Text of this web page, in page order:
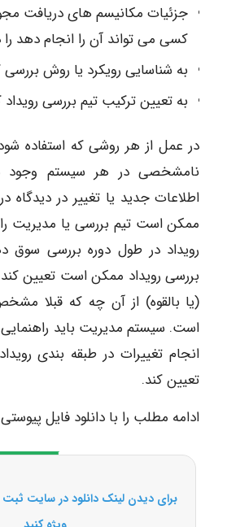
جزئیات مکانیسم های دریافت
کسی می تواند آن را انجام دهد را
به شناسایی رویکرد یا روش
به تعیین ترکیب تیم بررسی
در عمل از هر روشی که استفاده
نامشخصی در هر سیستم وجود
اطلاعات جدید یا تغییر در دیدگاه
ممکن است تیم بررسی یا مدیریت را
رویداد در طول دوره بررسی سوق
بررسی رویداد ممکن است تعیین
(یا بالقوه) از آن چه که قبلا
است. سیستم مدیریت باید
انجام تغییرات در طبقه بندی
تعیین کند.
ادامه مطلب را با دانلود فایل
برای دیدن لینک دانلود در سایت ثبت